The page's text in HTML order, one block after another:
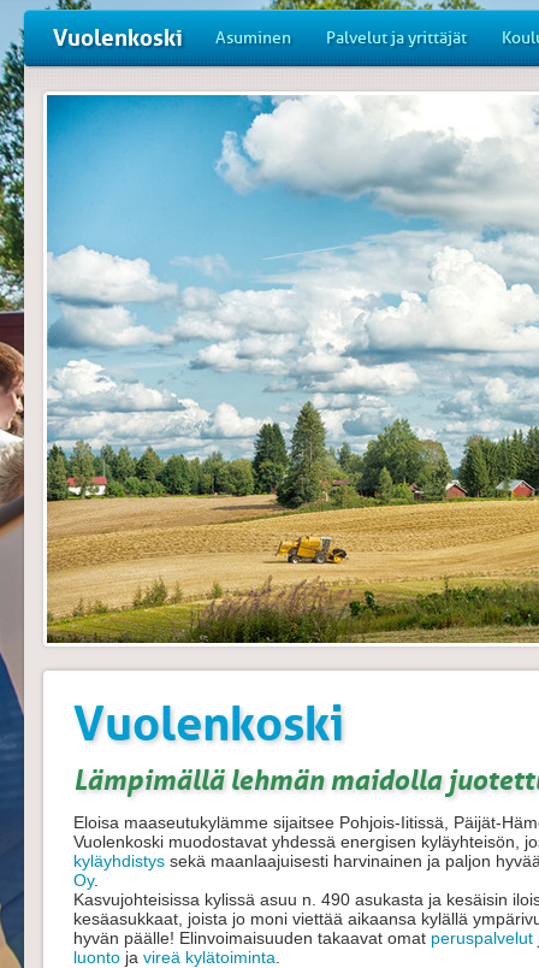
Vuolenkoski Asuminen Palvelut ja yrittäjät
Vuolenkoski
Lämpimällä lehmän maidolla
Eloisa maaseutukylämme sijaitsee Pohjois-Iitissä, Päijät-
Vuolenkoski muodostavat yhdessä energisen kyläyhteisön,
kyläyhdistys sekä maanlaajuisesti harvinainen ja paljon
Oy.
Kasvujohteisissa kylissä asuu n. 490 asukasta ja kesäisin
kesäasukkaat, joista jo moni viettää aikaansa kylällä
hyvän päälle! Elinvoimaisuuden takaavat omat peruspalvelut
luonto ja vireä kylätoiminta